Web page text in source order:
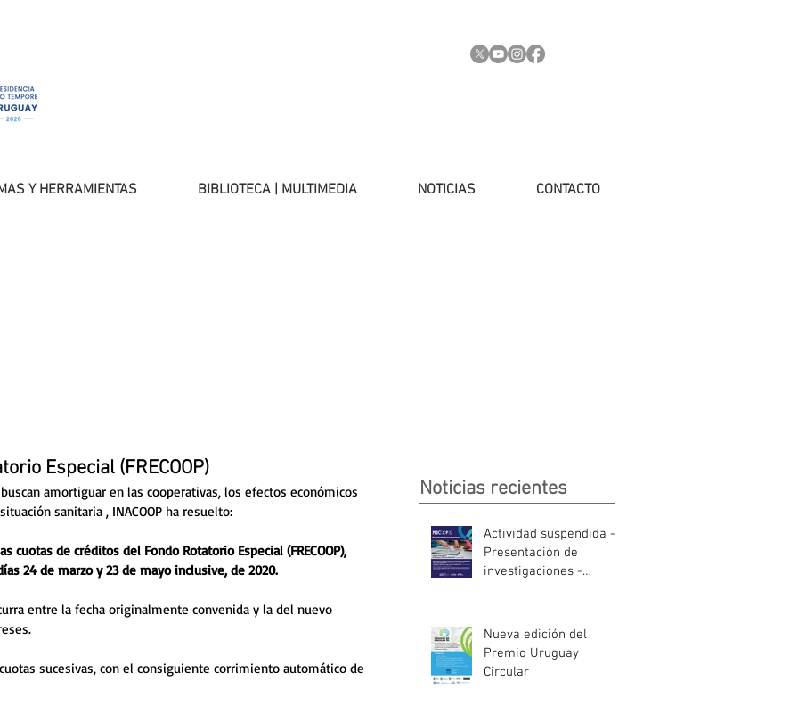
Y HERRAMIENTAS BIBLIOTECA | MULTIMEDIA NOTICIAS CONTACTO
Especial (FRECOOP)
amortiguar en las cooperativas, los efectos económicos
sanitaria , INACOOP ha resuelto:
de créditos del Fondo Rotatorio Especial (FRECOOP),
24 de marzo y 23 de mayo inclusive, de 2020.
entre la fecha originalmente convenida y la del nuevo
sucesivas, con el consiguiente corrimiento automático de
Noticias recientes
Actividad suspendida -
Presentación de
investigaciones -
Nueva edición del
Premio Uruguay
Circular